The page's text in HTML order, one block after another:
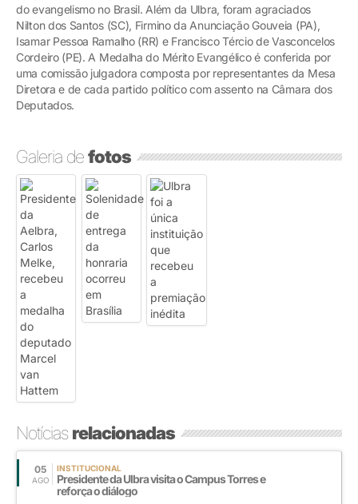
do evangelismo no Brasil. Além da Ulbra, foram agraciados
Nilton dos Santos (SC), Firmino da Anunciação Gouveia (PA),
Isamar Pessoa Ramalho (RR) e Francisco Tércio de Vasconcelos
Cordeiro (PE). A Medalha do Mérito Evangélico é conferida por
uma comissão julgadora composta por representantes da Mesa
Diretora e de cada partido político com assento na Câmara dos
Deputados.
Galeria defotos
Notíciasrelacionadas
05
AGO
INSTITUCIONAL
Presidente da Ulbra visita o Campus Torres e
reforça o diálogo